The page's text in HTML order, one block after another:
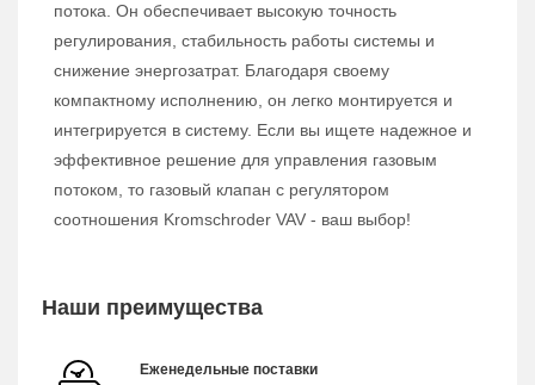
потока. Он обеспечивает высокую точность
регулирования, стабильность работы системы и
снижение энергозатрат. Благодаря своему
компактному исполнению, он легко монтируется и
интегрируется в систему. Если вы ищете надежное и
эффективное решение для управления газовым
потоком, то газовый клапан с регулятором
соотношения Kromschroder VAV - ваш выбор!
Наши преимущества
Еженедельные поставки